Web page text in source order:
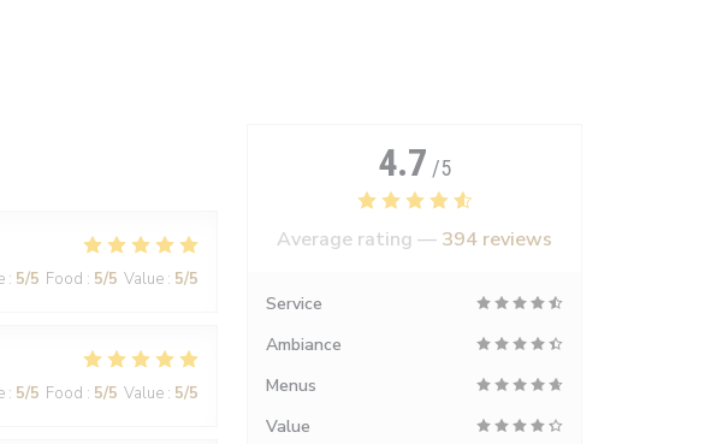
: 5/5 Food : 5/5 Value : 5/5
: 5/5 Food : 5/5 Value : 5/5
4.7 /5
Average rating — 394 reviews
Service
Ambiance
Menus
Value